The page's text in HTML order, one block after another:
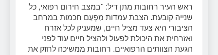
ראש העיר רחובות מתן דיל: "במצב חירום רפואי, כל
שנייה קובעת. הצבת עמדות מַפְעֵם חכמות במרחב
הציבורי היא צעד מציל חיים, שמעניק לכל אזרח
ואזרחית את היכולת לפעול ולהציל חיים עוד לפני
הגעת הצוותים הרפואיים. רחובות ממשיכה לחזק את